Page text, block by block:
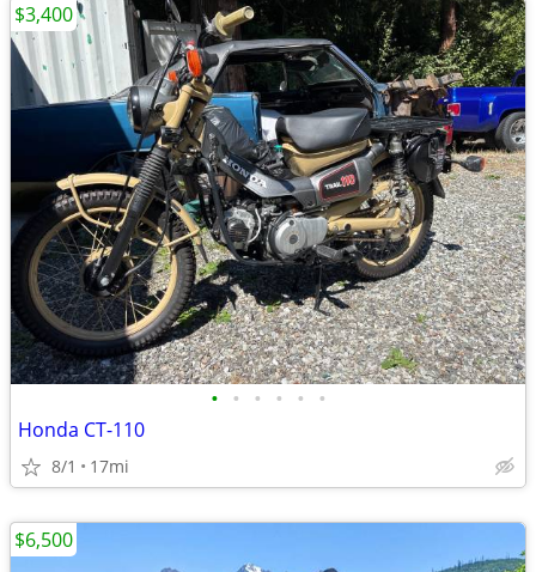
• • • • • •
Honda CT-110
8/1 17mi
$3,400
$6,500